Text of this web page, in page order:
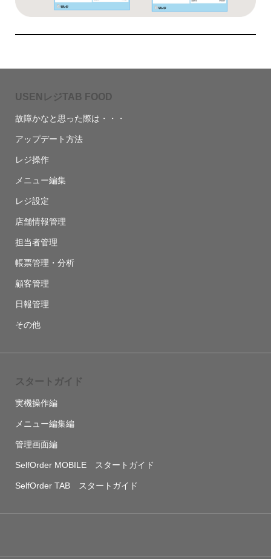
USENレジTAB FOOD
故障かなと思った際は・・・
アップデート方法
レジ操作
メニュー編集
レジ設定
店舗情報管理
担当者管理
帳票管理・分析
顧客管理
日報管理
その他
スタートガイド
実機操作編
メニュー編集編
管理画面編
SelfOrder MOBILE スタートガイド
SelfOrder TAB スタートガイド